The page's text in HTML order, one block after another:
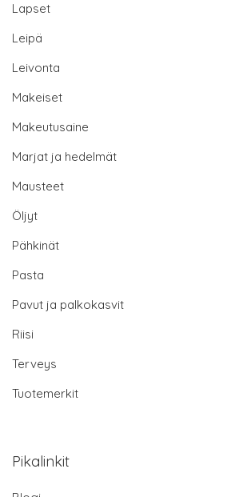
Lapset
Leipä
Leivonta
Makeiset
Makeutusaine
Marjat ja hedelmät
Mausteet
Öljyt
Pähkinät
Pasta
Pavut ja palkokasvit
Riisi
Terveys
Tuotemerkit
Pikalinkit